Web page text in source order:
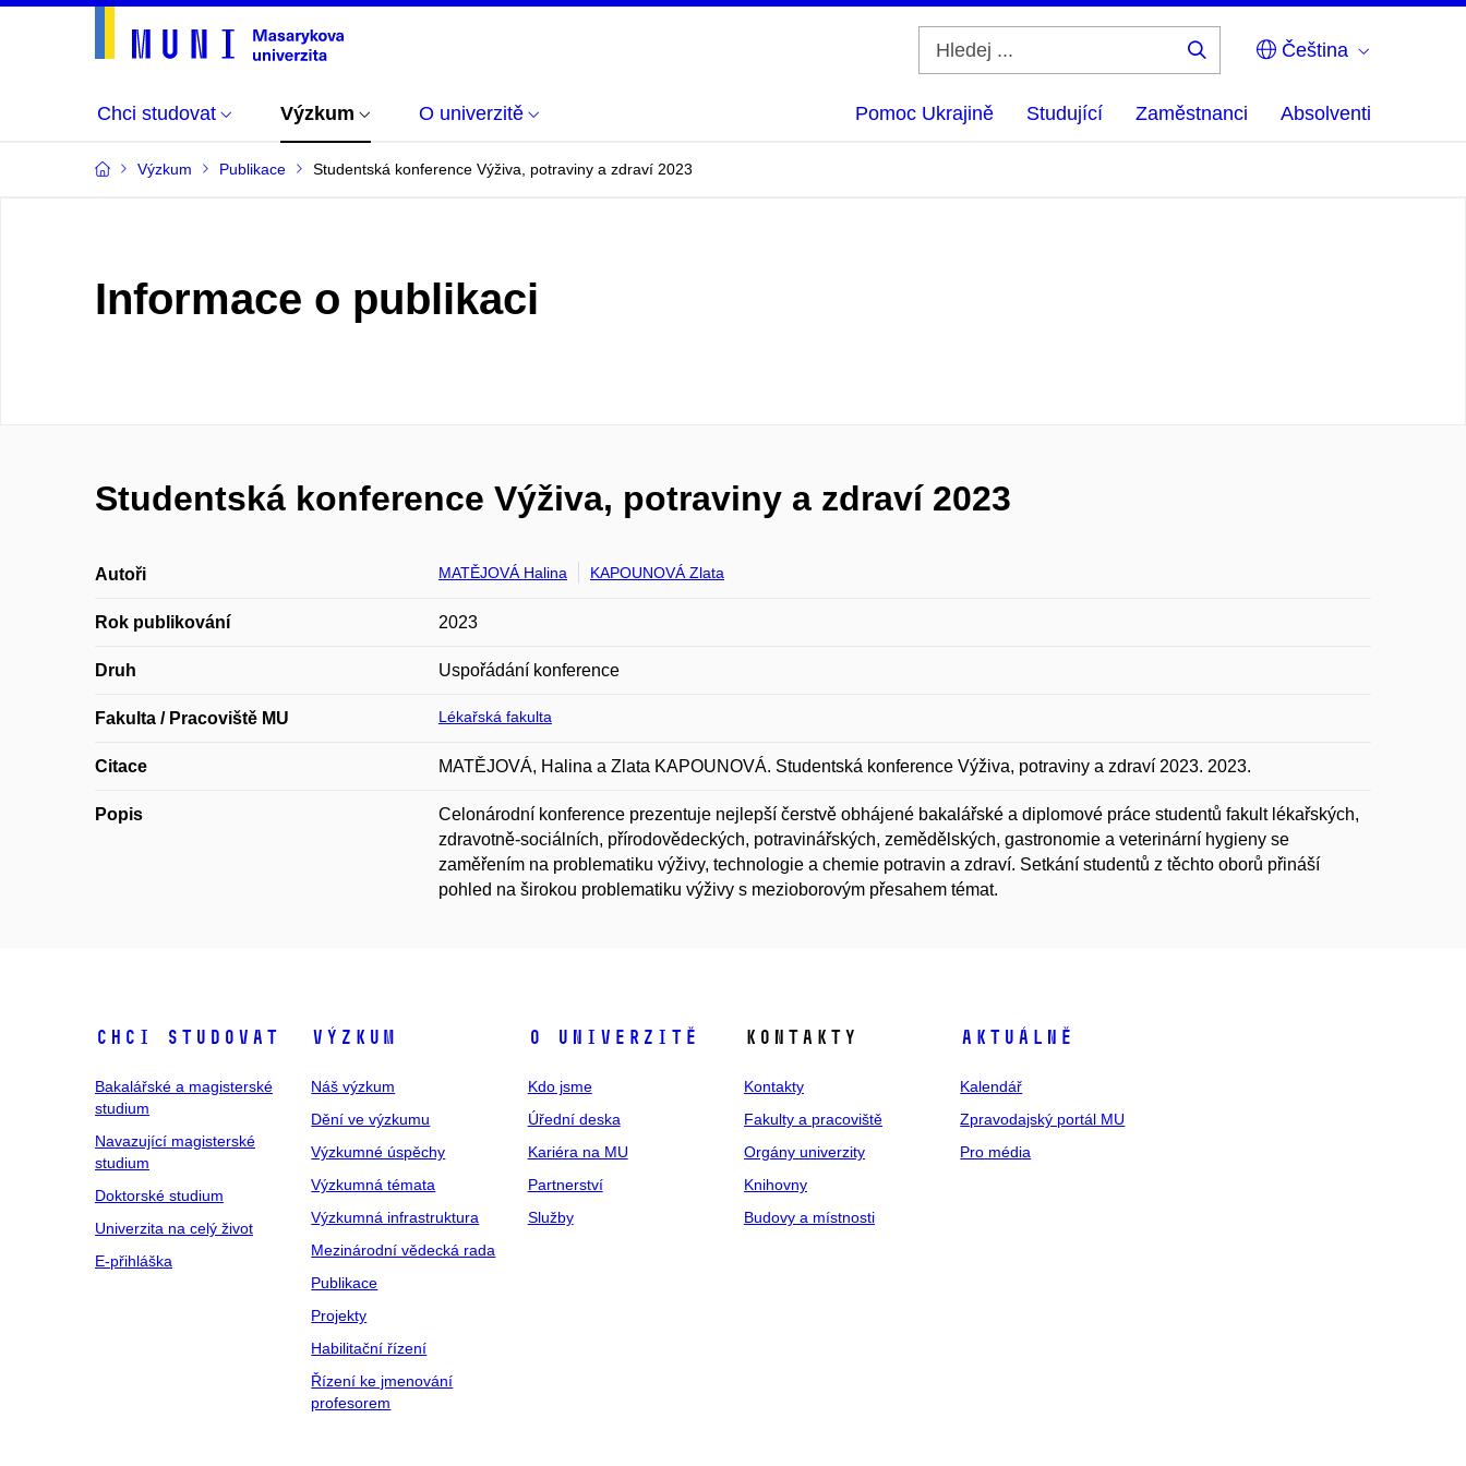
Čeština
Chci studovat Výzkum O univerzitě Pomoc Ukrajině Studující Zaměstnanci Absolventi
Výzkum Publikace Studentská konference Výživa, potraviny a zdraví 2023
Informace o publikaci
Studentská konference Výživa, potraviny a zdraví 2023
Autoři MATĚJOVÁ Halina KAPOUNOVÁ Zlata
Rok publikování 2023
Druh Uspořádání konference
Fakulta / Pracoviště MU Lékařská fakulta
Citace MATĚJOVÁ, Halina a Zlata KAPOUNOVÁ. Studentská konference Výživa, potraviny a zdraví 2023. 2023.
Popis
Celonárodní konference prezentuje nejlepší čerstvě obhájené bakalářské a diplomové práce studentů fakult lékařských,
zdravotně-sociálních, přírodovědeckých, potravinářských, zemědělských, gastronomie a veterinární hygieny se
zaměřením na problematiku výživy, technologie a chemie potravin a zdraví. Setkání studentů z těchto oborů přináší
pohled na širokou problematiku výživy s mezioborovým přesahem témat.
Chci studovat
Bakalářské a magisterské
studium
Navazující magisterské
studium
Doktorské studium
Univerzita na celý život
E-přihláška
Výzkum
Náš výzkum
Dění ve výzkumu
Výzkumné úspěchy
Výzkumná témata
Výzkumná infrastruktura
Mezinárodní vědecká rada
Publikace
Projekty
Habilitační řízení
Řízení ke jmenování
profesorem
O univerzitě
Kdo jsme
Úřední deska
Kariéra na MU
Partnerství
Služby
Kontakty
Kontakty
Fakulty a pracoviště
Orgány univerzity
Knihovny
Budovy a místnosti
Aktuálně
Kalendář
Zpravodajský portál MU
Pro média